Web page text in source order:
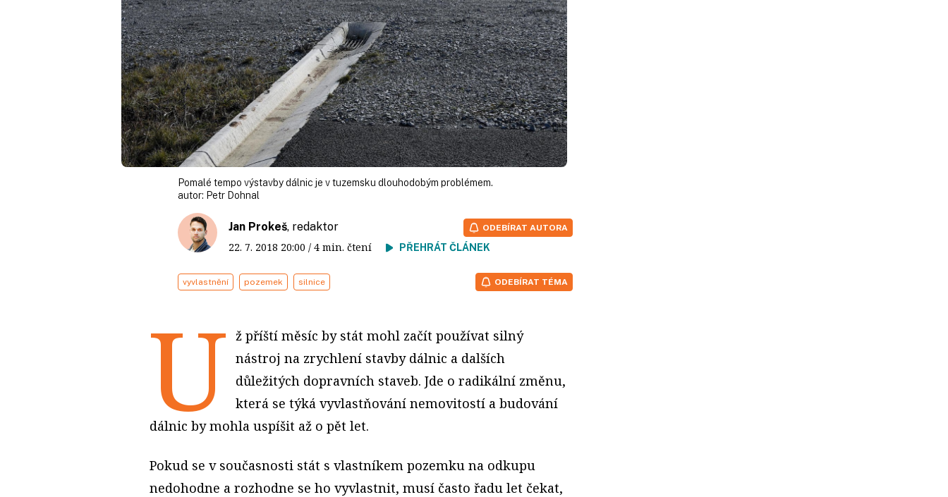
Pomalé tempo výstavby dálnic je v tuzemsku dlouhodobým problémem.
autor: Petr Dohnal
Jan Prokeš, redaktor
22. 7. 2018 20:00 / 4 min. čtení PŘEHRÁT ČLÁNEK
ODEBÍRAT AUTORA
vyvlastnění pozemek silnice ODEBÍRAT TÉMA
U
ž příští měsíc by stát mohl začít používat silný
nástroj na zrychlení stavby dálnic a dalších
důležitých dopravních staveb. Jde o radikální změnu,
která se týká vyvlastňování nemovitostí a budování
dálnic by mohla uspíšit až o pět let.
Pokud se v současnosti stát s vlastníkem pozemku na odkupu
nedohodne a rozhodne se ho vyvlastnit, musí často řadu let čekat,